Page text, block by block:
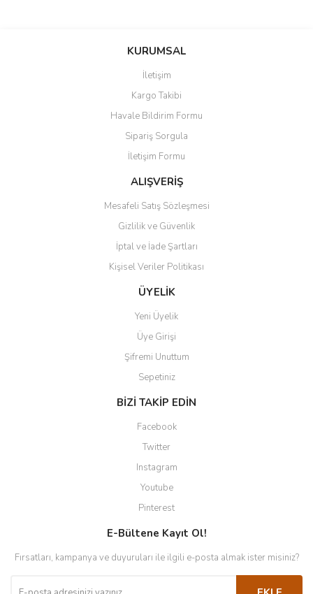
KURUMSAL
İletişim
Kargo Takibi
Havale Bildirim Formu
Sipariş Sorgula
İletişim Formu
ALIŞVERİŞ
Mesafeli Satış Sözleşmesi
Gizlilik ve Güvenlik
İptal ve İade Şartları
Kişisel Veriler Politikası
ÜYELİK
Yeni Üyelik
Üye Girişi
Şifremi Unuttum
Sepetiniz
BİZİ TAKİP EDİN
Facebook
Twitter
Instagram
Youtube
Pinterest
E-Bültene Kayıt Ol!
Fırsatları, kampanya ve duyuruları ile ilgili e-posta almak ister misiniz?